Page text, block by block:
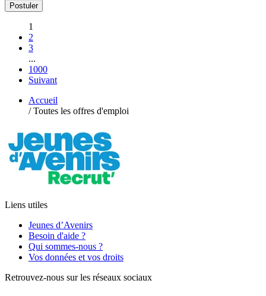
Postuler
1
2
3
...
1000
Suivant
Accueil
/ Toutes les offres d'emploi
Liens utiles
Jeunes d’Avenirs
Besoin d'aide ?
Qui sommes-nous ?
Vos données et vos droits
Retrouvez-nous sur les réseaux sociaux